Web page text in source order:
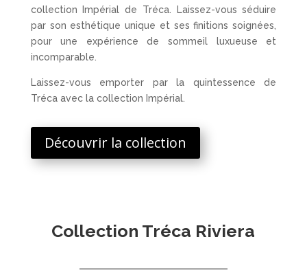
collection Impérial de Tréca. Laissez-vous séduire
par son esthétique unique et ses finitions soignées,
pour une expérience de sommeil luxueuse et
incomparable.
Laissez-vous emporter par la quintessence de
Tréca avec la collection Impérial.
Découvrir la collection
Collection Tréca Riviera